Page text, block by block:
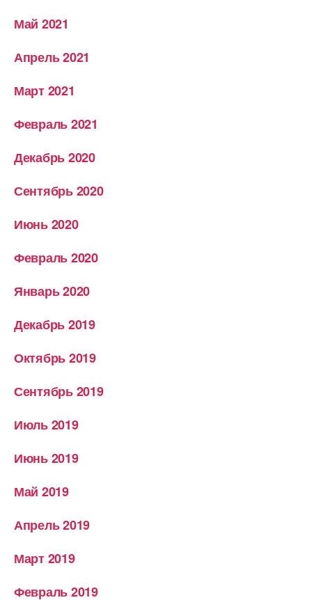
Май 2021
Апрель 2021
Март 2021
Февраль 2021
Декабрь 2020
Сентябрь 2020
Июнь 2020
Февраль 2020
Январь 2020
Декабрь 2019
Октябрь 2019
Сентябрь 2019
Июль 2019
Июнь 2019
Май 2019
Апрель 2019
Март 2019
Февраль 2019